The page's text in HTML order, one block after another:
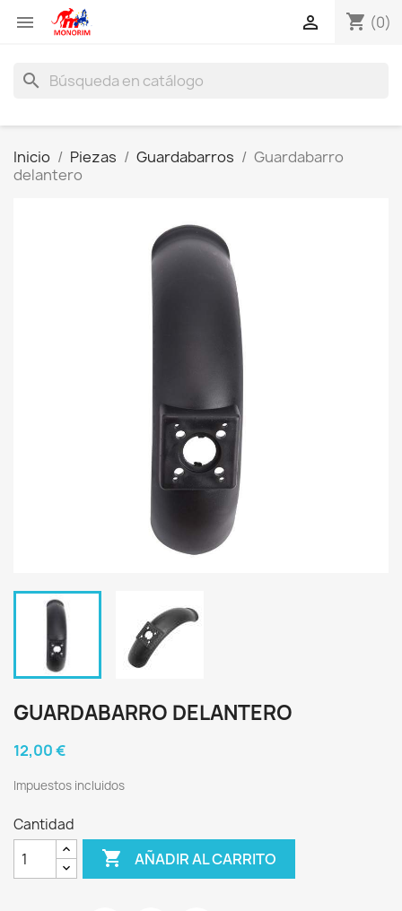
 shopping_cart (0)

search
Inicio Piezas Guardabarros
Guardabarro
delantero
GUARDABARRO DELANTERO
12,00 €
Impuestos incluidos
Cantidad
 AÑADIR AL CARRITO